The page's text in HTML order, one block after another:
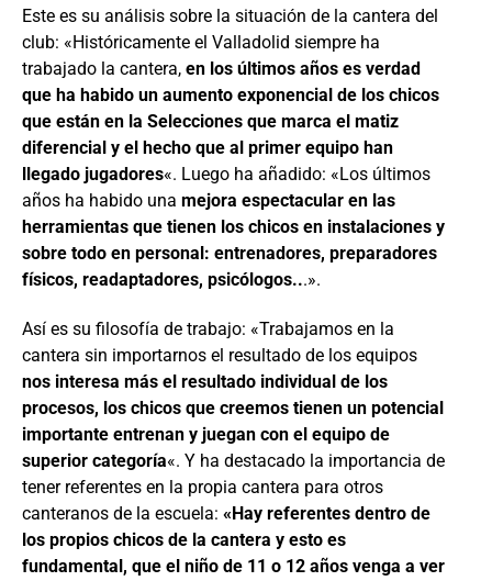
Este es su análisis sobre la situación de la cantera del
club: «Históricamente el Valladolid siempre ha
trabajado la cantera, en los últimos años es verdad
que ha habido un aumento exponencial de los chicos
que están en la Selecciones que marca el matiz
diferencial y el hecho que al primer equipo han
llegado jugadores«. Luego ha añadido: «Los últimos
años ha habido una mejora espectacular en las
herramientas que tienen los chicos en instalaciones y
sobre todo en personal: entrenadores, preparadores
físicos, readaptadores, psicólogos...».
Así es su filosofía de trabajo: «Trabajamos en la
cantera sin importarnos el resultado de los equipos
nos interesa más el resultado individual de los
procesos, los chicos que creemos tienen un potencial
importante entrenan y juegan con el equipo de
superior categoría«. Y ha destacado la importancia de
tener referentes en la propia cantera para otros
canteranos de la escuela: «Hay referentes dentro de
los propios chicos de la cantera y esto es
fundamental, que el niño de 11 o 12 años venga a ver